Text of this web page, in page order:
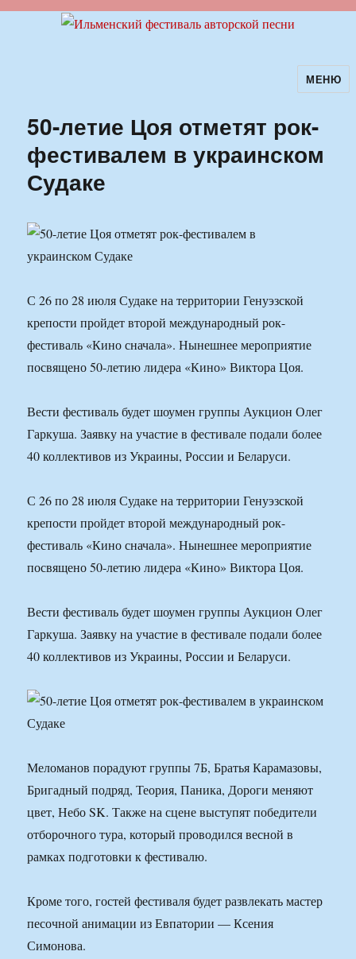
Ильменский фестиваль авторской
песни
МЕНЮ
50-летие Цоя отметят рок-
фестивалем в украинском
Судаке
С 26 по 28 июля Судаке на территории Генуэзской
крепости пройдет второй международный рок-
фестиваль «Кино сначала». Нынешнее мероприятие
посвящено 50-летию лидера «Кино» Виктора Цоя.
Вести фестиваль будет шоумен группы Аукцион Олег
Гаркуша. Заявку на участие в фестивале подали более
40 коллективов из Украины, России и Беларуси.
С 26 по 28 июля Судаке на территории Генуэзской
крепости пройдет второй международный рок-
фестиваль «Кино сначала». Нынешнее мероприятие
посвящено 50-летию лидера «Кино» Виктора Цоя.
Вести фестиваль будет шоумен группы Аукцион Олег
Гаркуша. Заявку на участие в фестивале подали более
40 коллективов из Украины, России и Беларуси.
Меломанов порадуют группы 7Б, Братья Карамазовы,
Бригадный подряд, Теория, Паника, Дороги меняют
цвет, Небо SK. Также на сцене выступят победители
отборочного тура, который проводился весной в
рамках подготовки к фестивалю.
Кроме того, гостей фестиваля будет развлекать мастер
песочной анимации из Евпатории — Ксения
Симонова.